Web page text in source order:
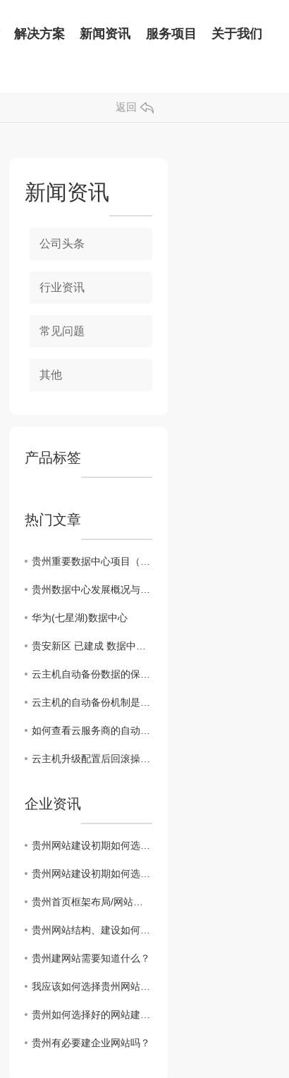
解决方案 新闻资讯 服务项目 关于我们
返回
新闻资讯
公司头条
行业资讯
常见问题
其他
产品标签
热门文章
贵州重要数据中心项目（截至2025年4月）
贵州数据中心发展概况与核心优势
华为(七星湖)数据中心
贵安新区 已建成 数据中心 列表
云主机自动备份数据的保留周期是多久？
云主机的自动备份机制是否会影响性能？
如何查看云服务商的自动备份机制？
云主机升级配置后回滚操作会丢失数据吗
企业资讯
贵州网站建设初期如何选择域名
贵州网站建设初期如何选择域名
贵州首页框架布局/网站建设思路
贵州网站结构、建设如何实现网站设计
贵州建网站需要知道什么？
我应该如何选择贵州网站虚拟主机？
贵州如何选择好的网站建设公司？
贵州有必要建企业网站吗？